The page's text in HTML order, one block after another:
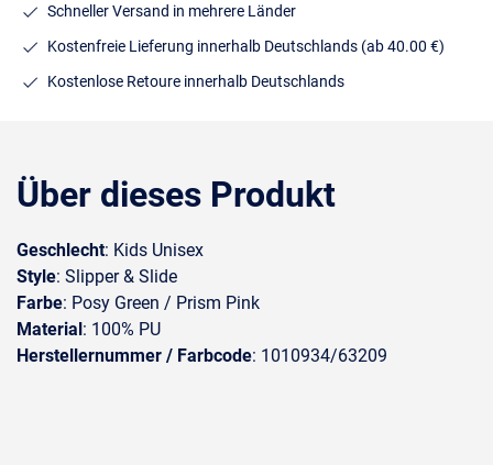
Schneller Versand in mehrere Länder
Kostenfreie Lieferung innerhalb Deutschlands (ab 40.00 €)
Kostenlose Retoure innerhalb Deutschlands
Über dieses Produkt
Geschlecht: Kids Unisex
Style: Slipper & Slide
Farbe: Posy Green / Prism Pink
Material: 100% PU
Herstellernummer / Farbcode: 1010934/63209